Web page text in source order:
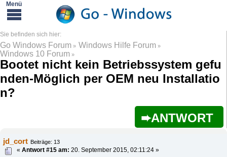
Go Windows Forum » Windows Hilfe Forum »
Windows 10 Forum »
Bootet nicht kein Betriebssystem gefu
nden-Möglich per OEM neu Installatio
n?
ANTWORT
jd_cort Beiträge: 13
«Antwort #15 am: 20. September 2015, 02:11:24 »